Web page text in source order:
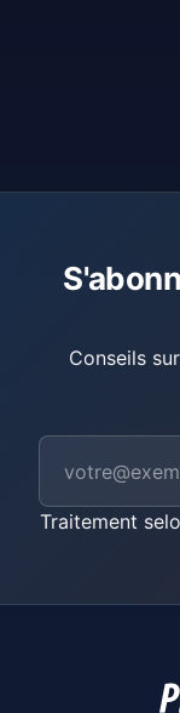
Conseils
Traitement